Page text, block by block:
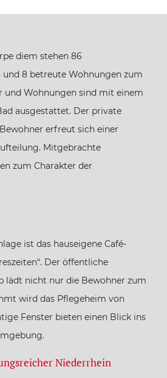
diem stehen 86
8 betreute Wohnungen zum
und Wohnungen sind mit einem
ausgestattet. Der private
erfreut sich einer
Mitgebrachte
zum Charakter der
ist das hauseigene Café-
Der öffentliche
lädt nicht nur die Bewohner zum
wird das Pflegeheim von
Fenster bieten einen Blick ins
Niederrhein